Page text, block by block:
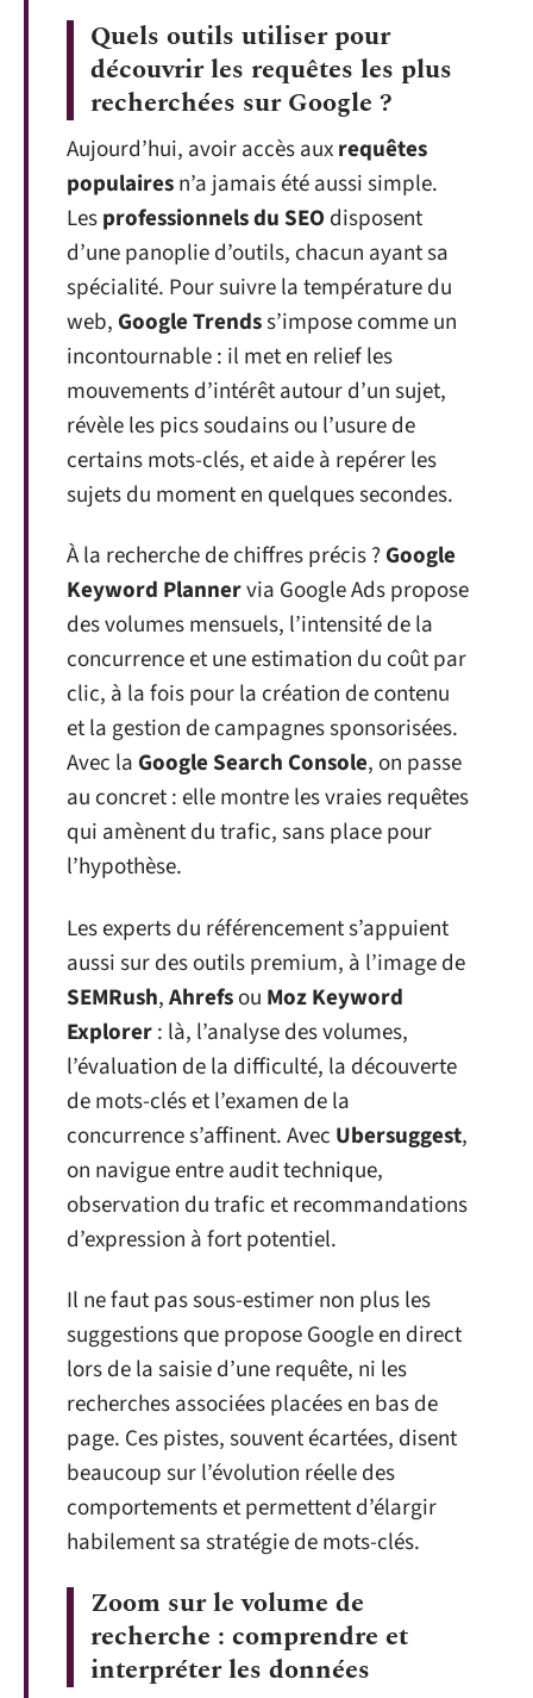
Quels outils utiliser pour
découvrir les requêtes les plus
recherchées sur Google ?
Aujourd’hui, avoir accès auxrequêtes
populairesn’a jamais été aussi simple.
Lesprofessionnels du SEO disposent
d’une panoplie d’outils, chacun ayant sa
spécialité. Pour suivre la température du
web, Google Trendss’impose comme un
incontournable : il met en relief les
mouvements d’intérêt autour d’un sujet,
révèle les pics soudains ou l’usure de
certains mots-clés, et aide à repérer les
sujets du moment en quelques secondes.
À la recherche de chiffres précis ?Google
Keyword Plannervia Google Ads propose
des volumes mensuels, l’intensité de la
concurrence et une estimation du coût par
clic, à la fois pour la création de contenu
et la gestion de campagnes sponsorisées.
Avec la Google Search Console, on passe
au concret : elle montre les vraies requêtes
qui amènent du trafic, sans place pour
l’hypothèse.
Les experts du référencement s’appuient
aussi sur des outils premium, à l’image de
SEMRush,Ahrefsou Moz Keyword
Explorer: là, l’analyse des volumes,
l’évaluation de la difficulté, la découverte
de mots-clés et l’examen de la
concurrence s’affinent. Avec Ubersuggest,
on navigue entre audit technique,
observation du trafic et recommandations
d’expression à fort potentiel.
Il ne faut pas sous-estimer non plus les
suggestions que propose Google en direct
lors de la saisie d’une requête, ni les
recherches associées placées en bas de
page. Ces pistes, souvent écartées, disent
beaucoup sur l’évolution réelle des
comportements et permettent d’élargir
habilement sa stratégie de mots-clés.
Zoom sur le volume de
recherche : comprendre et
interpréter les données